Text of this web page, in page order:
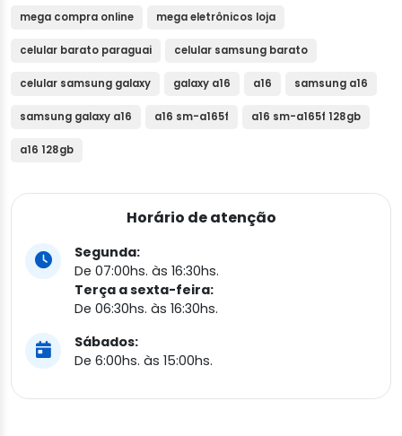
mega compra online mega eletrônicos loja
celular barato paraguai celular samsung barato
celular samsung galaxy galaxy a16 a16 samsung a16
samsung galaxy a16 a16 sm-a165f a16 sm-a165f 128gb
a16 128gb
Horário de atenção
Segunda:
De 07:00hs. às 16:30hs.
Terça a sexta-feira:
De 06:30hs. às 16:30hs.
Sábados:
De 6:00hs. às 15:00hs.